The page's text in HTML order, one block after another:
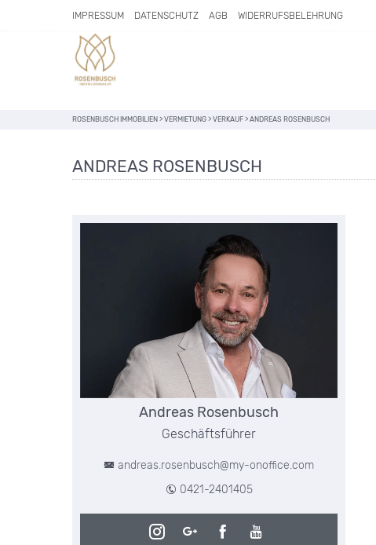
IMPRESSUM DATENSCHUTZ AGB WIDERRUFSBELEHRUNG
ROSENBUSCH IMMOBILIEN > VERMIETUNG > VERKAUF > ANDREAS ROSENBUSCH
ANDREAS ROSENBUSCH
Andreas Rosenbusch
Geschäftsführer
andreas.rosenbusch@my-onoffice.com
0421-2401405